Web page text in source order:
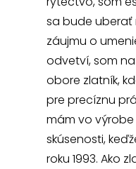
sa bude uberať
záujmu o
odvetví, som
obore zlatník,
pre precíznu
mám vo
skúsenosti,
roku 1993. Ako